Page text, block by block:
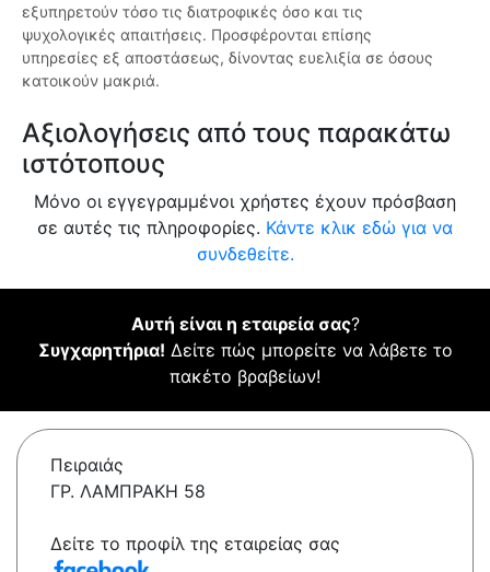
εξυπηρετούν τόσο τις διατροφικές όσο και τις
ψυχολογικές απαιτήσεις. Προσφέρονται επίσης
υπηρεσίες εξ αποστάσεως, δίνοντας ευελιξία σε όσους
κατοικούν μακριά.
Αξιολογήσεις από τους παρακάτω
ιστότοπους
Μόνο οι εγγεγραμμένοι χρήστες έχουν πρόσβαση
σε αυτές τις πληροφορίες. Κάντε κλικ εδώ για να
συνδεθείτε.
Αυτή είναι η εταιρεία σας?
Συγχαρητήρια! Δείτε πώς μπορείτε να λάβετε το
πακέτο βραβείων!
Πειραιάς
ΓΡ. ΛΑΜΠΡΑΚΗ 58
Δείτε το προφίλ της εταιρείας σας